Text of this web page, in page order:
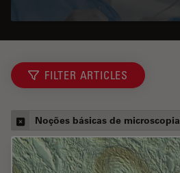
FILTER ARTICLES
Noções básicas de microscopia